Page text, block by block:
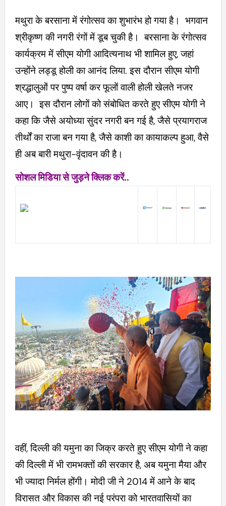
मथुरा के बरसाना में रंगोत्सव का शुभारंभ हो गया है। भगवान
श्रीकृष्ण की नगरी रंगों में डूब चुकी है। बरसाना के रंगोत्सव
कार्यक्रम में सीएम योगी आदित्यनाथ भी शामिल हुए, जहां
उन्होंने लड्डू होली का आनंद लिया. इस दौरान सीएम योगी
श्रद्धालुओं पर पुष्प वर्षा कर फूलों वाली होली खेलते नजर
आए। इस दौरान लोगों को संबोधित करते हुए सीएम योगी ने
कहा कि जैसे अयोध्या सुंदर नगरी बन गई है, जैसे प्रयागराज
तीर्थों का राजा बन गया है, जैसे काशी का कायाकल्प हुआ, वैसे
ही अब बारी मथुरा-वृंदावन की है।
सोशल मिडिया से जुड़ने क्लिक करें..
वहीं, दिल्ली की यमुना का जिक्र करते हुए सीएम योगी ने कहा
की दिल्ली में भी रामभक्तों की सरकार है, अब यमुना मैया और
भी ज्यादा निर्मल होंगी। मोदी जी ने 2014 में आने के बाद
विरासत और विकास की नई परंपरा को भारतवासियों का